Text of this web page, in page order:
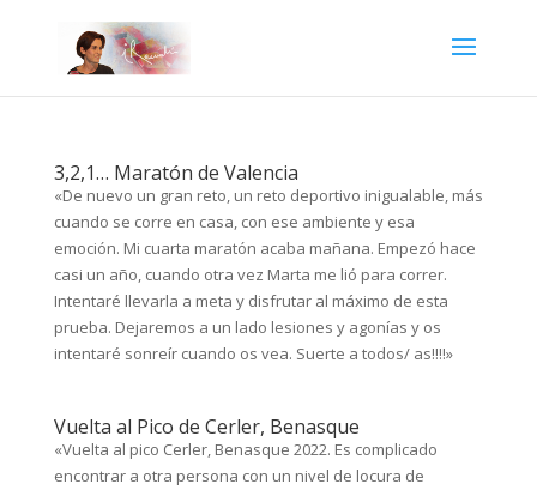
3,2,1… Maratón de Valencia
«De nuevo un gran reto, un reto deportivo inigualable, más
cuando se corre en casa, con ese ambiente y esa
emoción. Mi cuarta maratón acaba mañana. Empezó hace
casi un año, cuando otra vez Marta me lió para correr.
Intentaré llevarla a meta y disfrutar al máximo de esta
prueba. Dejaremos a un lado lesiones y agonías y os
intentaré sonreír cuando os vea. Suerte a todos/ as!!!!»
Vuelta al Pico de Cerler, Benasque
«Vuelta al pico Cerler, Benasque 2022. Es complicado
encontrar a otra persona con un nivel de locura de